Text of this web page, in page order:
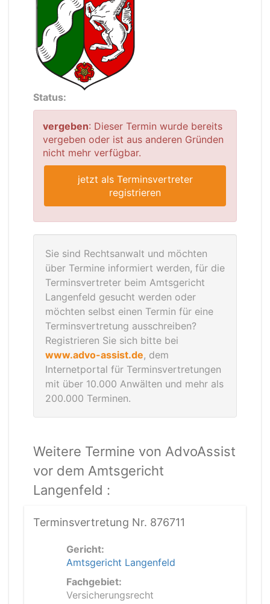
Status:
vergeben: Dieser Termin wurde bereits
vergeben oder ist aus anderen Gründen
nicht mehr verfügbar.
jetzt als Terminsvertreter
registrieren
Sie sind Rechtsanwalt und möchten
über Termine informiert werden, für die
Terminsvertreter beim Amtsgericht
Langenfeld gesucht werden oder
möchten selbst einen Termin für eine
Terminsvertretung ausschreiben?
Registrieren Sie sich bitte bei
www.advo-assist.de, dem
Internetportal für Terminsvertretungen
mit über 10.000 Anwälten und mehr als
200.000 Terminen.
Weitere Termine von AdvoAssist
vor dem Amtsgericht
Langenfeld :
Terminsvertretung Nr. 876711
Gericht:
Amtsgericht Langenfeld
Fachgebiet:
Versicherungsrecht